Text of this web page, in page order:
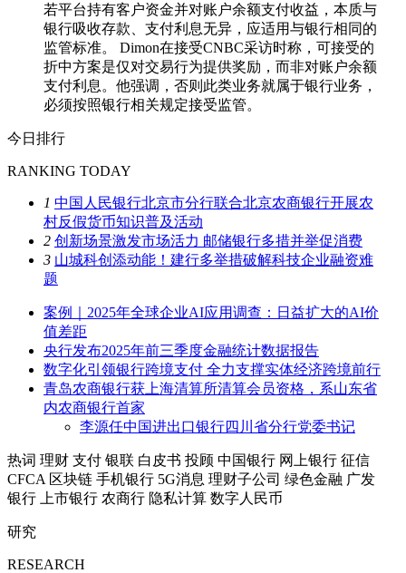
若平台持有客户资金并对账户余额支付收益，本质与
银行吸收存款、支付利息无异，应适用与银行相同的
监管标准。 Dimon在接受CNBC采访时称，可接受的
折中方案是仅对交易行为提供奖励，而非对账户余额
支付利息。他强调，否则此类业务就属于银行业务，
必须按照银行相关规定接受监管。
今日排行
RANKING TODAY
1 中国人民银行北京市分行联合北京农商银行开展农
村反假货币知识普及活动
2 创新场景激发市场活力 邮储银行多措并举促消费
3 山城科创添动能！建行多举措破解科技企业融资难
题
案例｜2025年全球企业AI应用调查：日益扩大的AI价
值差距
央行发布2025年前三季度金融统计数据报告
数字化引领银行跨境支付 全力支撑实体经济跨境前行
青岛农商银行获上海清算所清算会员资格，系山东省
内农商银行首家
李源任中国进出口银行四川省分行党委书记
热词 理财 支付 银联 白皮书 投顾 中国银行 网上银行 征信
CFCA 区块链 手机银行 5G消息 理财子公司 绿色金融 广发
银行
上市银行 农商行 隐私计算 数字人民币
研究
RESEARCH